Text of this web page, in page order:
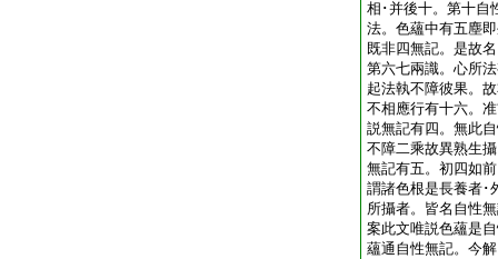
相･并後十。第十自
法。色蘊中有五塵
既非四無記。是故
第六七兩識。心所
起法執不障彼果。
不相應行有十六。
説無記有四。無此
不障二乘故異熟生
無記有五。初四如
謂諸色根是長養者･
所攝者。皆名自性
案此文唯説色蘊是
蘊通自性無記。今